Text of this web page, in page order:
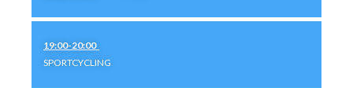
19:00-20:00
SPORTCYCLING